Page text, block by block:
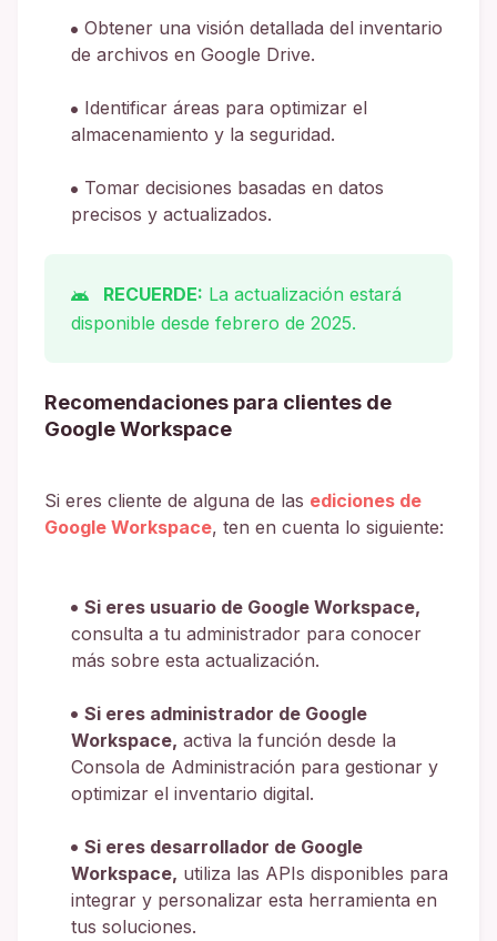
Obtener una visión detallada del inventario
de archivos en Google Drive.
Identificar áreas para optimizar el
almacenamiento y la seguridad.
Tomar decisiones basadas en datos
precisos y actualizados.
RECUERDE: La actualización estará
disponible desde febrero de 2025.
Recomendaciones para clientes de
Google Workspace
Si eres cliente de alguna de las ediciones de
Google Workspace, ten en cuenta lo siguiente:
Si eres usuario de Google Workspace,
consulta a tu administrador para conocer
más sobre esta actualización.
Si eres administrador de Google
Workspace, activa la función desde la
Consola de Administración para gestionar y
optimizar el inventario digital.
Si eres desarrollador de Google
Workspace, utiliza las APIs disponibles para
integrar y personalizar esta herramienta en
tus soluciones.